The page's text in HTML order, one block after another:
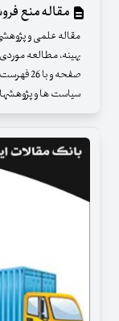
مقاله منع
مقاله علمی و
صفحه و
سیاست ها و